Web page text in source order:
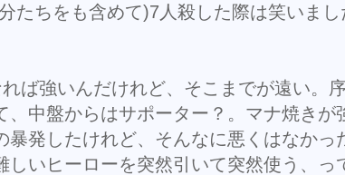
たちをも含めて)7人殺した際は笑いまし
ば強いんだけれど、そこまでが遠い。
、中盤からはサポーター？。マナ焼きが
暴発したけれど、そんなに悪くはなかっ
しいヒーローを突然引いて突然使う、っ